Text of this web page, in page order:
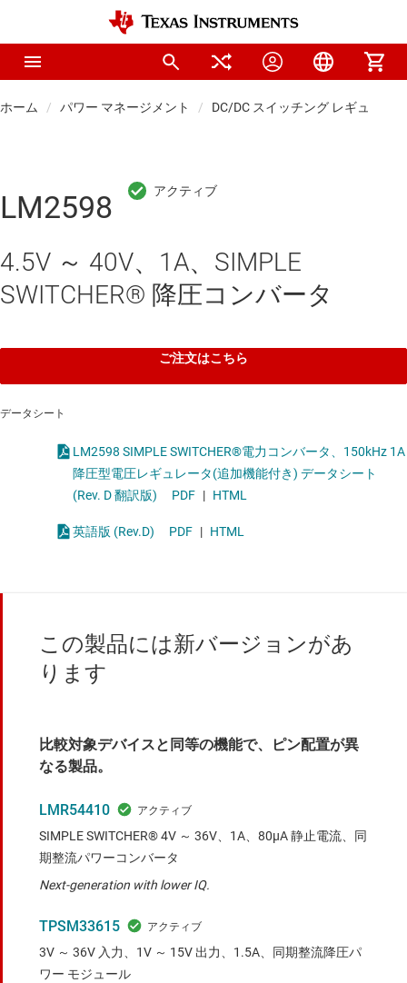
ホーム パワー マネージメント DC/DC スイッチング レギュレータ
LM2598
4.5V ～ 40V、1A、SIMPLE
SWITCHER® 降圧コンバータ
ご注文はこちら
データシート
LM2598 SIMPLE SWITCHER®電力コンバータ、150kHz 1A
降圧型電圧レギュレータ(追加機能付き) データシート
(Rev. D 翻訳版)
PDF | HTML
英語版 (Rev.D) PDF | HTML
この製品には新バージョンがあ
ります
比較対象デバイスと同等の機能で、ピン配置が異
なる製品。
LMR54410
SIMPLE SWITCHER® 4V ～ 36V、1A、80µA 静止電流、同
期整流パワーコンバータ
Next-generation with lower IQ.
TPSM33615
3V ～ 36V 入力、1V ～ 15V 出力、1.5A、同期整流降圧パ
ワー モジュール